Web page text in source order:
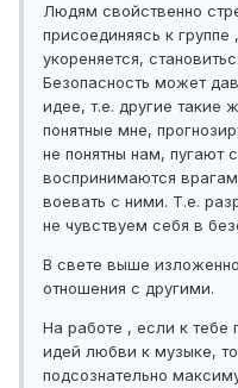
Людям свойственно
присоединяясь к
укореняется,
Безопасность может
идее, т.е. другие такие
понятные мне,
не понятны нам, пугают
воспринимаются
воевать с ними. Т.е.
не чувствуем себя в
В свете выше
отношения с другими.
На работе , если к тебе
идей любви к музыке,
подсознательно